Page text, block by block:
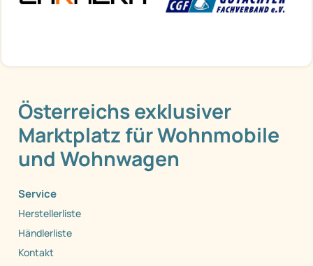
Österreichs exklusiver
Marktplatz für Wohnmobile
und Wohnwagen
Service
Herstellerliste
Händlerliste
Kontakt